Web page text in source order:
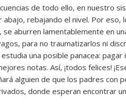
de todo ello, en nuestro
abajo, rebajando el nivel. Por eso,
se aburren lamentablemente en
para no traumatizarlos ni
estudia una posible panacea:
notas. Así, ¡todos felices!
alguien de que los padres con
donde esperan encontrar